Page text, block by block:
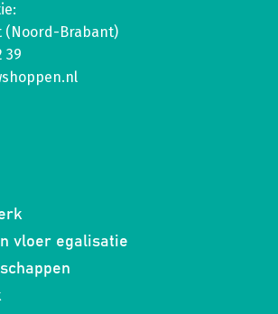
(Noord-Brabant)
39
vloer egalisatie